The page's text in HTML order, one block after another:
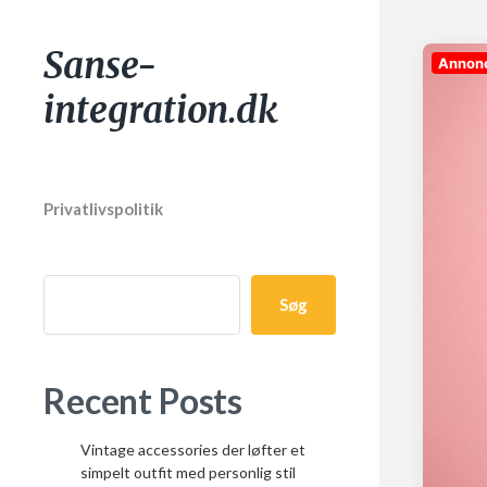
Sanse-
integration.dk
Privatlivspolitik
Søg
Recent Posts
Vintage accessories der løfter et
simpelt outfit med personlig stil